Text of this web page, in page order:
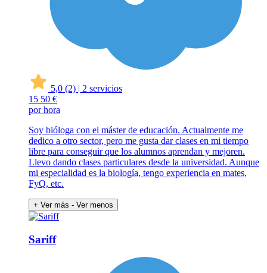
5,0 (2) | 2 servicios
15 50 €
por hora
Soy bióloga con el máster de educación. Actualmente me
dedico a otro sector, pero me gusta dar clases en mi tiempo
libre para conseguir que los alumnos aprendan y mejoren.
Llevo dando clases particulares desde la universidad. Aunque
mi especialidad es la biología, tengo experiencia en mates,
FyQ, etc.
+ Ver más - Ver menos
Sariff